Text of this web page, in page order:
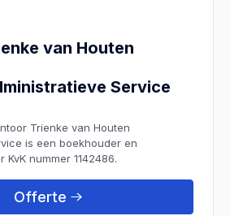
van Houten
Service
Trienke van Houten
is een boekhouder en
nummer 1142486.
Offerte